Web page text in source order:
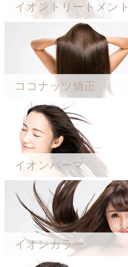
イオントリートメント
ココナッツ矯正
イオンパーマ
イオンカラー